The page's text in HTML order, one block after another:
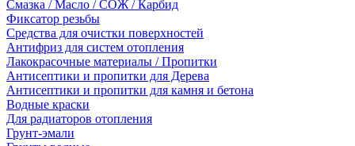
Смазка / Масло / СОЖ / Карбид
Фиксатор резьбы
Средства для очистки поверхностей
Антифриз для систем отопления
Лакокрасочные материалы / Пропитки
Антисептики и пропитки для Дерева
Антисептики и пропитки для камня и бетона
Водные краски
Для радиаторов отопления
Грунт-эмали